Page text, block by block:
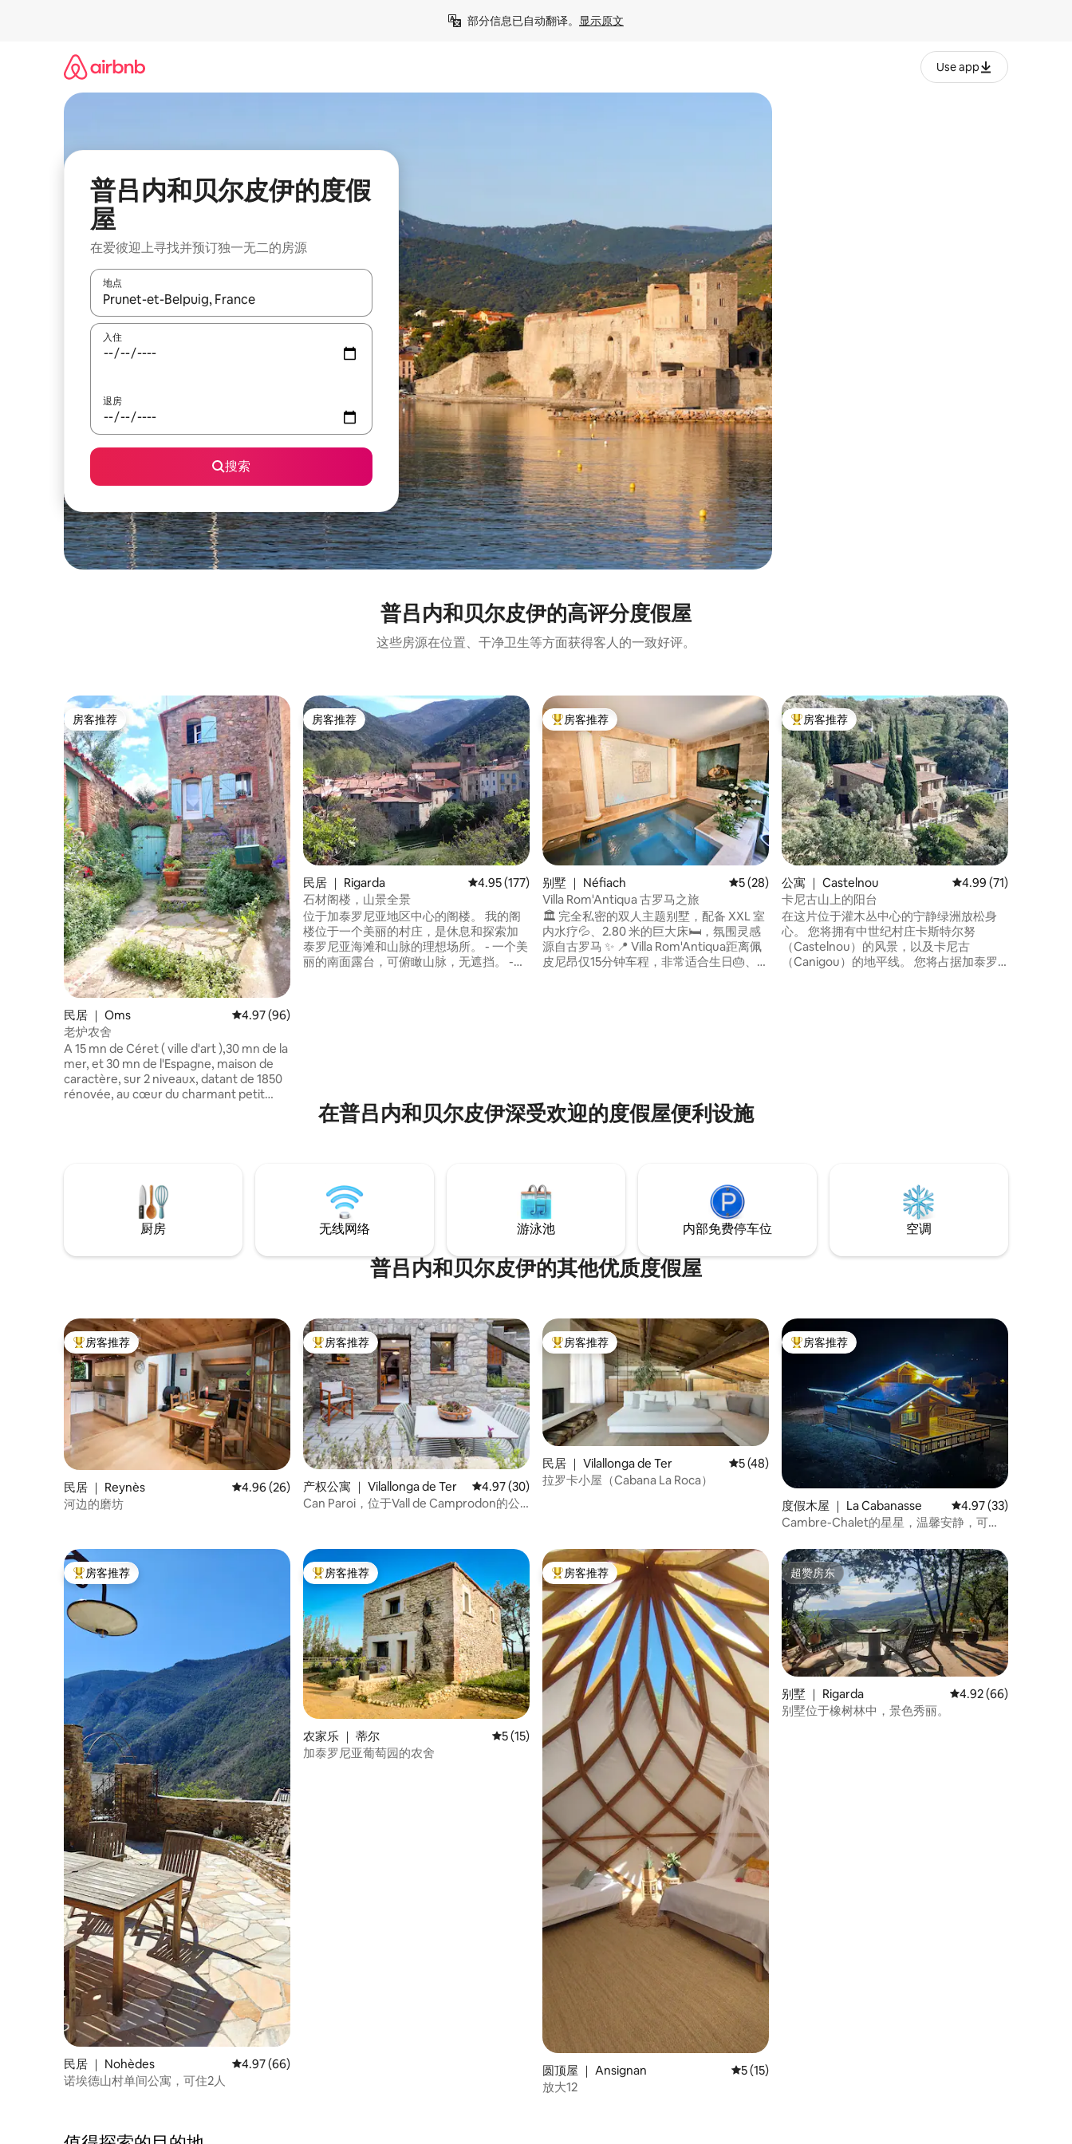
部分信息已自动翻译。 显示原文
Use app
普吕内和贝尔皮伊的度假
屋
在爱彼迎上寻找并预订独一无二的房源
地点
如有搜索结果，请使用上下方向键查看，或通过点击或滑动手势浏览。
入住
退房
搜索
普吕内和贝尔皮伊的高评分度假屋
这些房源在位置、干净卫生等方面获得客人的一致好评。
房客推荐
房客推荐
民居 ｜ Oms 平均评分 4.97 分（满分 5 分），共 96 条评价
4.97 (96)
老炉农舍
A 15 mn de Céret ( ville d'art ),30 mn de la
mer, et 30 mn de l'Espagne, maison de
caractère, sur 2 niveaux, datant de 1850
rénovée, au cœur du charmant petit
terrasse en bois avec salon + 1 patio avec
jardinet : 190 m2 de surf ext. Restau/
épicerie. Randos.
房客推荐
房客推荐
民居 ｜ Rigarda 平均评分 4.95 分（满分 5 分），共 177 条评价
4.95 (177)
石材阁楼，山景全景
位于加泰罗尼亚地区中心的阁楼。 我的阁
楼位于一个美丽的村庄，是休息和探索加
泰罗尼亚海滩和山脉的理想场所。 - 一个美
丽的南面露台，可俯瞰山脉，无遮挡。 -
热门「房客推荐」
房客推荐
别墅 ｜ Néfiach 平均评分 5 分（满分 5 分），共 28 条评价
5 (28)
Villa Rom'Antiqua 古罗马之旅
🏛️ 完全私密的双人主题别墅，配备 XXL 室
内水疗💦、2.80 米的巨大床🛏️，氛围灵感
源自古罗马 ✨ 📍 Villa Rom'Antiqua距离佩
皮尼昂仅15分钟车程，非常适合生日🎂、婚
热门「房客推荐」
房客推荐
公寓 ｜ Castelnou 平均评分 4.99 分（满
4.99 (71)
卡尼古山上的阳台
在这片位于灌木丛中心的宁静绿洲放松身
心。 您将拥有中世纪村庄卡斯特尔努
（Castelnou）的风景，以及卡尼古
（Canigou）的地平线。 您将占据加泰罗
在普吕内和贝尔皮伊深受欢迎的度假屋便利设施
厨房 无线网络 游泳池 内部免费停车位 空调
普吕内和贝尔皮伊的其他优质度假屋
热门「房客推荐」
房客推荐
民居 ｜ Reynès 平均评分 4.96 分（满分 5 分），共 26 条评价
4.96 (26)
河边的磨坊
热门「房客推荐」
房客推荐
产权公寓 ｜ Vilallonga de Ter 平均评分 4.97 分（满分 5 分），共 30 条评价
4.97 (30)
Can Paroi，位于Vall de Camprodon的公
热门「房客推荐」
房客推荐
民居 ｜ Vilallonga de Ter 平均评分 5 分（满分 5 分），共 48 条评价
5 (48)
拉罗卡小屋（Cabana La Roca）
热门「房客推荐」
房客推荐
度假木屋 ｜ La Cabanasse 平均评分 4.97 分（满
4.97 (33)
Cambre-Chalet的星星，温馨安静，可住1
热门「房客推荐」
房客推荐
民居 ｜ Nohèdes 平均评分 4.97 分（满分 5 分），共 66 条评价
4.97 (66)
诺埃德山村单间公寓，可住2人
热门「房客推荐」
房客推荐
农家乐 ｜ 蒂尔 平均评分 5 分（满分 5 分），共 15 条评价
5 (15)
加泰罗尼亚葡萄园的农舍
热门「房客推荐」
房客推荐
圆顶屋 ｜ Ansignan 平均评分 5 分（满分 5 分），共 15 条评价
5 (15)
放大12
超赞房东
超赞房东
别墅 ｜ Rigarda 平均评分 4.92 分（满
4.92 (66)
别墅位于橡树林中，景色秀丽。